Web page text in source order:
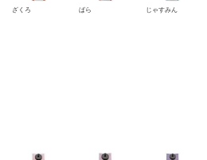
ざくろ ばら じゃすみん